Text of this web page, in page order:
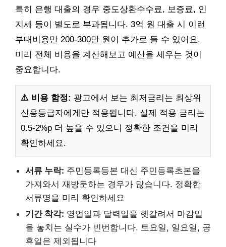
특히 은행 대출의 경우 중도상환수수료, 보증료, 인
지세 등이 별도로 부과됩니다. 3억 원 대출 시 이런
부대비용만 200-300만 원이 추가로 들 수 있어요.
미리 전체 비용을 계산해보고 예산을 세우는 것이
중요합니다.
⚠️ 비용 함정: 광고에서 보는 최저금리는 최상위
신용등급자에게만 적용됩니다. 실제 적용 금리는
0.5-2%p 더 높을 수 있으니 정확한 조건을 미리
확인하세요.
서류 누락: 주민등록등본 대신 주민등록초본을
가져와서 재방문하는 경우가 많습니다. 정확한
서류명을 미리 확인하세요
기간 착각: 영업일과 달력일을 헷갈려서 마감일
을 놓치는 실수가 빈번합니다. 토요일, 일요일, 공
휴일은 제외됩니다